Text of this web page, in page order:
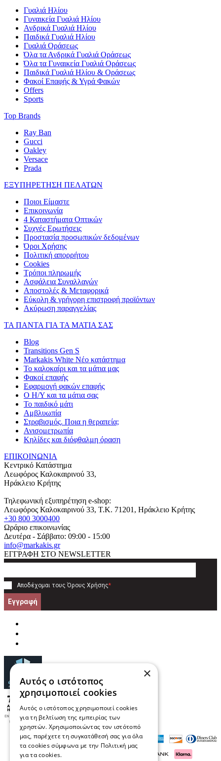
Γυαλιά Ηλίου
Γυναικεία Γυαλιά Ηλίου
Ανδρικά Γυαλιά Ηλίου
Παιδικά Γυαλιά Ηλίου
Γυαλιά Οράσεως
Όλα τα Ανδρικά Γυαλιά Οράσεως
Όλα τα Γυναικεία Γυαλιά Οράσεως
Παιδικά Γυαλιά Ηλίου & Οράσεως
Φακοί Επαφής & Υγρά Φακών
Offers
Sports
Top Brands
Ray Ban
Gucci
Oakley
Versace
Prada
ΕΞΥΠΗΡΕΤΗΣΗ ΠΕΛΑΤΩΝ
Ποιοι Είμαστε
Επικοινωνία
4 Καταστήματα Οπτικών
Συχνές Ερωτήσεις
Προστασία προσωπικών δεδομένων
Όροι Χρήσης
Πολιτική απορρήτου
Cookies
Τρόποι πληρωμής
Ασφάλεια Συναλλαγών
Αποστολές & Μεταφορικά
Εύκολη & γρήγορη επιστροφή προϊόντων
Ακύρωση παραγγελίας
ΤΑ ΠΑΝΤΑ ΓΙΑ ΤΑ ΜΑΤΙΑ ΣΑΣ
Blog
Transitions Gen S
Markakis White Νέο κατάστημα
Το καλοκαίρι και τα μάτια μας
Φακοί επαφής
Εφαρμογή φακών επαφής
Ο Η/Υ και τα μάτια σας
Το παιδικό μάτι
Αμβλυωπία
Στραβισμός. Ποια η θεραπεία;
Ανισομετρωπία
Κηλίδες και διόφθαλμη όραση
ΕΠΙΚΟΙΝΩΝΙΑ
Κεντρικό Κατάστημα
Λεωφόρος Καλοκαιρινού 33,
Ηράκλειο Κρήτης
Τηλεφωνική εξυπηρέτηση e-shop:
Λεωφόρος Καλοκαιρινού 33, T.K. 71201 , Ηράκλειο Κρήτης
+30 800 3000400
Ωράριο επικοινωνίας
Δευτέρα - Σάββατο: 09:00 - 15:00
info@markakis.gr
ΕΓΓΡΑΦΗ ΣΤΟ NEWSLETTER
Αποδέχομαι τους Όρους Χρήσης*
Εγγραφή
×
Αυτός ο ιστότοπος
χρησιμοποιεί cookies
Αυτός ο ιστότοπος χρησιμοποιεί cookies
για τη βελτίωση της εμπειρίας των
χρηστών. Χρησιμοποιώντας τον ιστότοπό
μας, παρέχετε τη συγκατάθεσή σας για όλα
τα cookies σύμφωνα με την Πολιτική μας
για τα cookies.